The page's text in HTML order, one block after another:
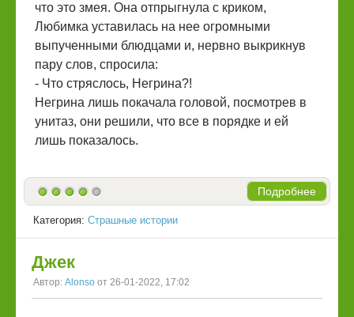
что это змея. Она отпрыгнула с криком,
Любимка уставилась на нее огромными
выпученными блюдцами и, нервно выкрикнув
пару слов, спросила:
- Что стряслось, Негрина?!
Негрина лишь покачала головой, посмотрев в
унитаз, они решили, что все в порядке и ей
лишь показалось.
Подробнее
Категория: Страшные истории
Джек
Автор: Alonso от 26-01-2022, 17:02